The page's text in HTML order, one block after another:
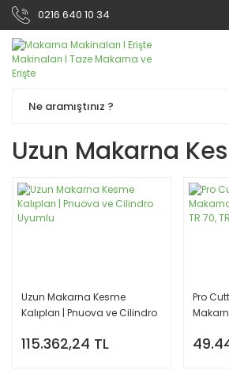
0216 640 10 34
Uzun Makarna
Uzun Makarna Kesme
Kalıpları | Pnuova ve Cilindro
115.362,24 TL
Pro